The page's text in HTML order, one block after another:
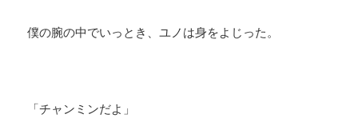
僕の腕の中でいっとき、ユノは身をよじった。
「チャンミンだよ」